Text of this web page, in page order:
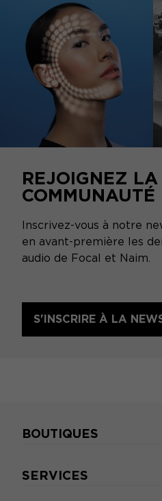
REJOIGNEZ LA
COMMUNAUTÉ
Inscrivez-vous à notre
en avant-première les
audio de Focal et Naim.
S'INSCRIRE À LA
BOUTIQUES
SERVICES